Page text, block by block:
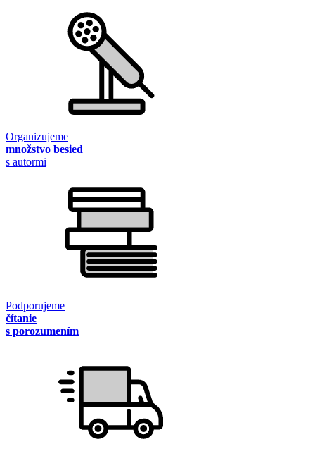
Organizujeme
množstvo besied
s autormi
Podporujeme
čítanie
s porozumením